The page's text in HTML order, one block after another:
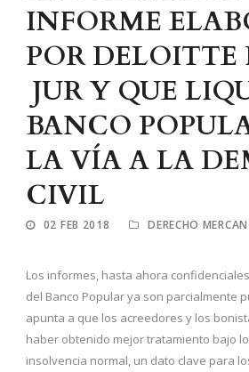
INFORME
POR DELOITTE
JUR Y QUE
BANCO
LA VÍA A LA
CIVIL
02 FEB 2018 DERECHO
Los informes, hasta ahora
del Banco Popular ya son parcialmente
apunta a que los acreedores y los
haber obtenido mejor tratamiento bajo
insolvencia normal, un dato clave para